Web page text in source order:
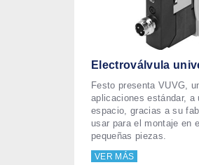
Electroválvula
Festo presenta VUVG,
aplicaciones estándar, a
espacio, gracias a su
usar para el montaje en
pequeñas piezas.
VER MÁS